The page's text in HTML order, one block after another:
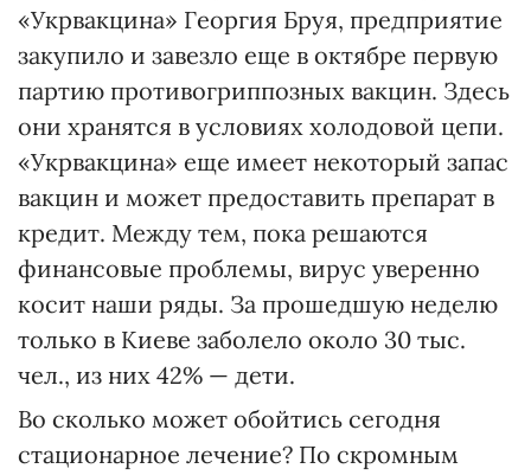
«Укрвакцина» Георгия Бруя, предприятие
закупило и завезло еще в октябре первую
партию противогриппозных вакцин. Здесь
они хранятся в условиях холодовой цепи.
«Укрвакцина» еще имеет некоторый запас
вакцин и может предоставить препарат в
кредит. Между тем, пока решаются
финансовые проблемы, вирус уверенно
косит наши ряды. За прошедшую неделю
только в Киеве заболело около 30 тыс.
чел., из них 42% — дети.
Во сколько может обойтись сегодня
стационарное лечение? По скромным